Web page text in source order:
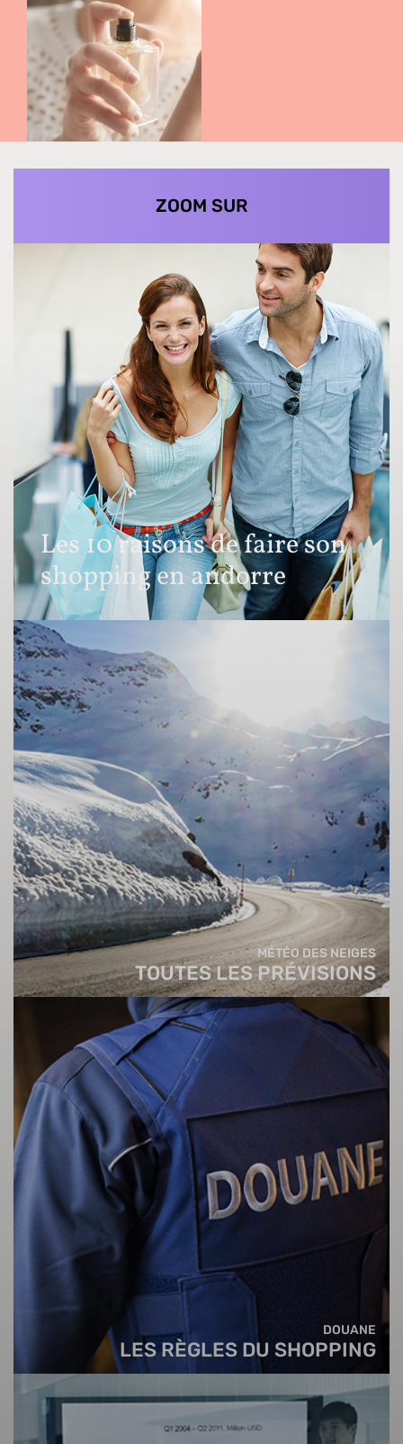
ZOOM SUR
Les 10 raisons de faire son
shopping en andorre
MÉTÉO DES NEIGES
TOUTES LES PRÉVISIONS
DOUANE
LES RÈGLES DU SHOPPING